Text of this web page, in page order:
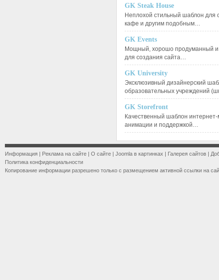
GK Steak House
Неплохой стильный шаблон для
кафе и другим подобным…
GK Events
Мощный, хорошо продуманный и
для создания сайта…
GK University
Эксклюзивный дизайнерский
образовательных учреждений
GK Storefront
Качественный шаблон
анимации и поддержкой…
Информация | Реклама на сайте | О сайте | Joomla в картинках | Галерея сайтов |
Политика конфиденциальности
Копирование информации разрешено только с размещением активной ссылки на